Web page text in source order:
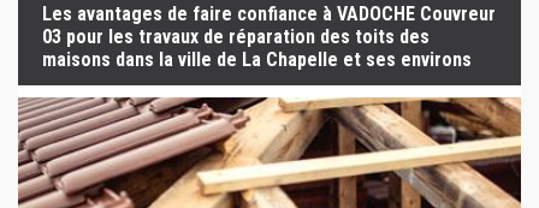
Les avantages de faire confiance à VADOCHE Couvreur
03 pour les travaux de réparation des toits des
maisons dans la ville de La Chapelle et ses environs